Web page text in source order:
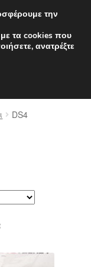
DS4
Sorted
latest
την
τα cookies που
ανατρέξτε